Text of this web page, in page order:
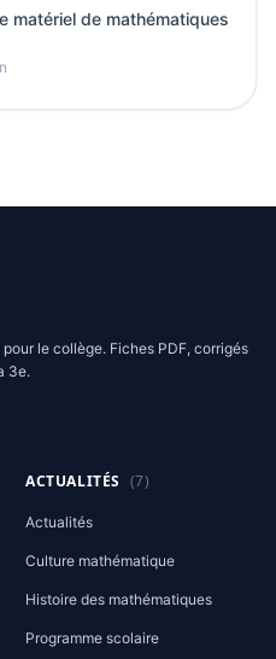
matériel de mathématiques
le collège. Fiches PDF, corrigés
3e.
ACTUALITÉS (7)
Actualités
Culture mathématique
Histoire des mathématiques
Programme scolaire